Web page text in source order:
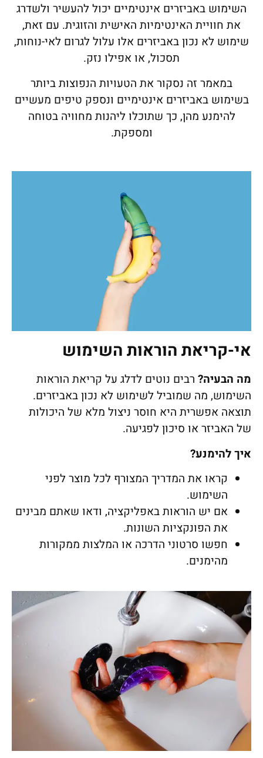
השימוש באביזרים אינטימיים יכול להעשיר ולשדרג
את חוויית האינטימיות האישית והזוגית. עם זאת,
שימוש לא נכון באביזרים אלו עלול לגרום לאי-נוחות,
תסכול, או אפילו נזק.
במאמר זה נסקור את הטעויות הנפוצות ביותר
בשימוש באביזרים אינטימיים ונספק טיפים מעשיים
להימנע מהן, כך שתוכלו ליהנות מחוויה בטוחה
ומספקת.
אי-קריאת הוראות השימוש
מה הבעיה? רבים נוטים לדלג על קריאת הוראות
השימוש, מה שמוביל לשימוש לא נכון באביזרים.
תוצאה אפשרית היא חוסר ניצול מלא של היכולות
של האביזר או סיכון לפגיעה.
איך להימנע?
קראו את המדריך המצורף לכל מוצר לפני
השימוש.
אם יש הוראות באפליקציה, ודאו שאתם מבינים
את הפונקציות השונות.
חפשו סרטוני הדרכה או המלצות ממקורות
מהימנים.